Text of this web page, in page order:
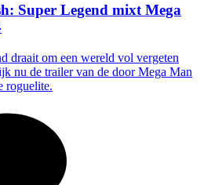
Super Legend mixt Mega
draait om een wereld vol vergeten
nu de trailer van de door Mega Man
roguelite.